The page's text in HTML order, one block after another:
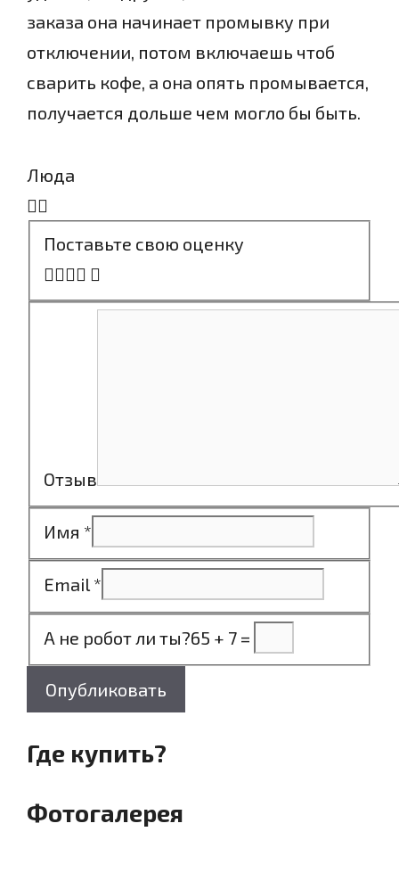
заказа она начинает промывку при
отключении, потом включаешь чтоб
сварить кофе, а она опять промывается,
получается дольше чем могло бы быть.
Люда
Поставьте свою оценку
Отзыв
Имя *
Email *
А не робот ли ты?65 + 7 =
Опубликовать
Где купить?
Фотогалерея